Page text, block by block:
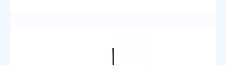
minimalistische, flexible Präsentation Verfügbar in
mehreren Größen – von Small bis XXX-Large Diese